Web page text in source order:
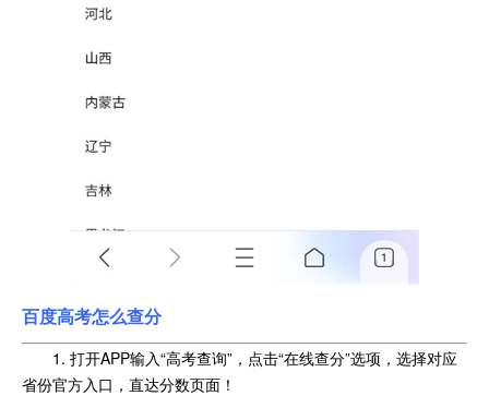
百度高考怎么查分
1. 打开APP输入“高考查询”，点击“在线查分”选项，选择对应
省份官方入口，直达分数页面！